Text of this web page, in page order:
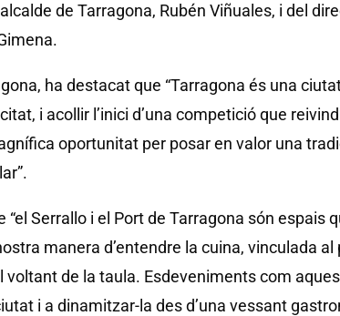
de Tarragona, Rubén Viñuales, i del
ha destacat que “Tarragona és una
i acollir l’inici d’una competició que
oportunitat per posar en valor una
Serrallo i el Port de Tarragona són espais
manera d’entendre la cuina, vinculada al
voltant de la taula. Esdeveniments com
i a dinamitzar-la des d’una vessant